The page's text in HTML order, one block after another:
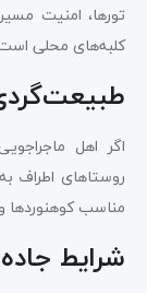
تورها، امنیت
کلبه‌های محلی
اگر اهل
روستاهای اطراف
مناسب
شرایط